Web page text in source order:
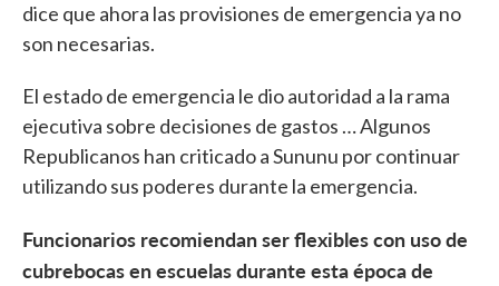
dice que ahora las provisiones de emergencia ya no
son necesarias.
El estado de emergencia le dio autoridad a la rama
ejecutiva sobre decisiones de gastos … Algunos
Republicanos han criticado a Sununu por continuar
utilizando sus poderes durante la emergencia.
Funcionarios recomiendan ser flexibles con uso de
cubrebocas en escuelas durante esta época de